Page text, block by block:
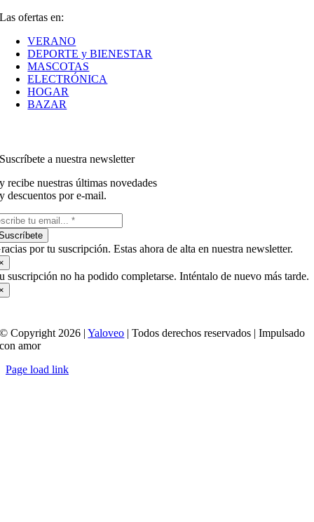
Las ofertas en:
VERANO
DEPORTE y BIENESTAR
MASCOTAS
ELECTRÓNICA
HOGAR
BAZAR
Suscríbete a nuestra newsletter
y recibe nuestras últimas novedades
y descuentos por e-mail.
por tu suscripción. Estas ahora de alta en nuestra newsletter.
suscripción no ha podido completarse. Inténtalo de nuevo más tarde.
© Copyright 2026 |Yaloveo | Todos derechos reservados | Impulsado
con amor
Page load link